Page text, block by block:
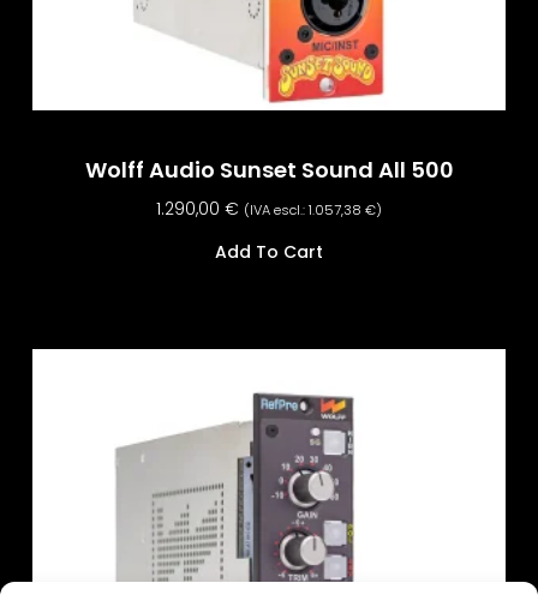
Wolff Audio Sunset Sound All 500
1.290,00 € (IVA escl.:1.057,38 €)
Add To Cart